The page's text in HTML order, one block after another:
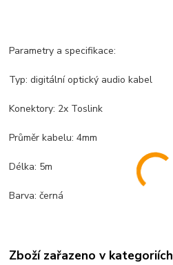
Parametry a specifikace:
Typ: digitální optický audio kabel
Konektory: 2x Toslink
Průměr kabelu: 4mm
Délka: 5m
Barva: černá
Zboží zařazeno v kategoriích